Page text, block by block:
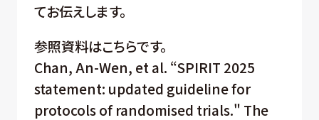
てお伝えします。
参照資料はこちらです。
Chan, An-Wen, et al. “SPIRIT 2025
statement: updated guideline for
protocols of randomised trials." The